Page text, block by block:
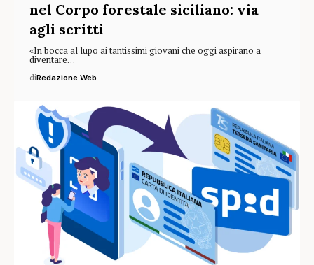
nel Corpo forestale siciliano: via
agli scritti
«In bocca al lupo ai tantissimi giovani che oggi aspirano a
diventare…
diRedazione Web